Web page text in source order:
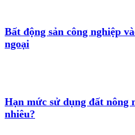
Bất động sản công nghiệp
ngoại
Hạn mức sử dụng đất nông
nhiêu?